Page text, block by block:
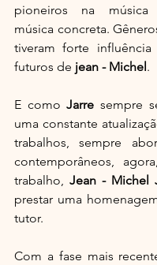
pioneiros na
música concreta.
tiveram forte influência
futuros de jean - Michel .
E como Jarre sempre
uma constante
trabalhos, sempre
contemporâneos,
trabalho, Jean - Michel
prestar uma
tutor.
Com a fase mais